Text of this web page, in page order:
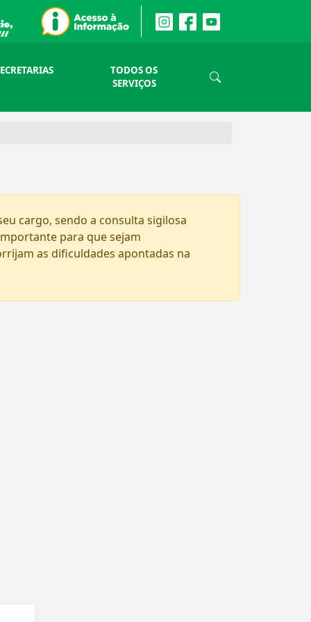
TODOS OS
SERVIÇOS
cargo, sendo a consulta sigilosa
para que sejam
as dificuldades apontadas na